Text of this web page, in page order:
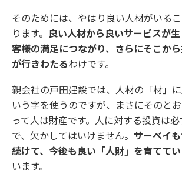
そのためには、やはり良い人材がいる
ります。 良い人材から良いサービスが
客様の満足につながり、さらにそこか
が行きわたるわけです。
親会社の戸田建設では、人材の「材」
いう字を使うのですが、まさにそのと
って人は財産です。人に対する投資は
で、欠かしてはいけません。 サーベイ
続けて、今後も良い「人財」を育てて
います。